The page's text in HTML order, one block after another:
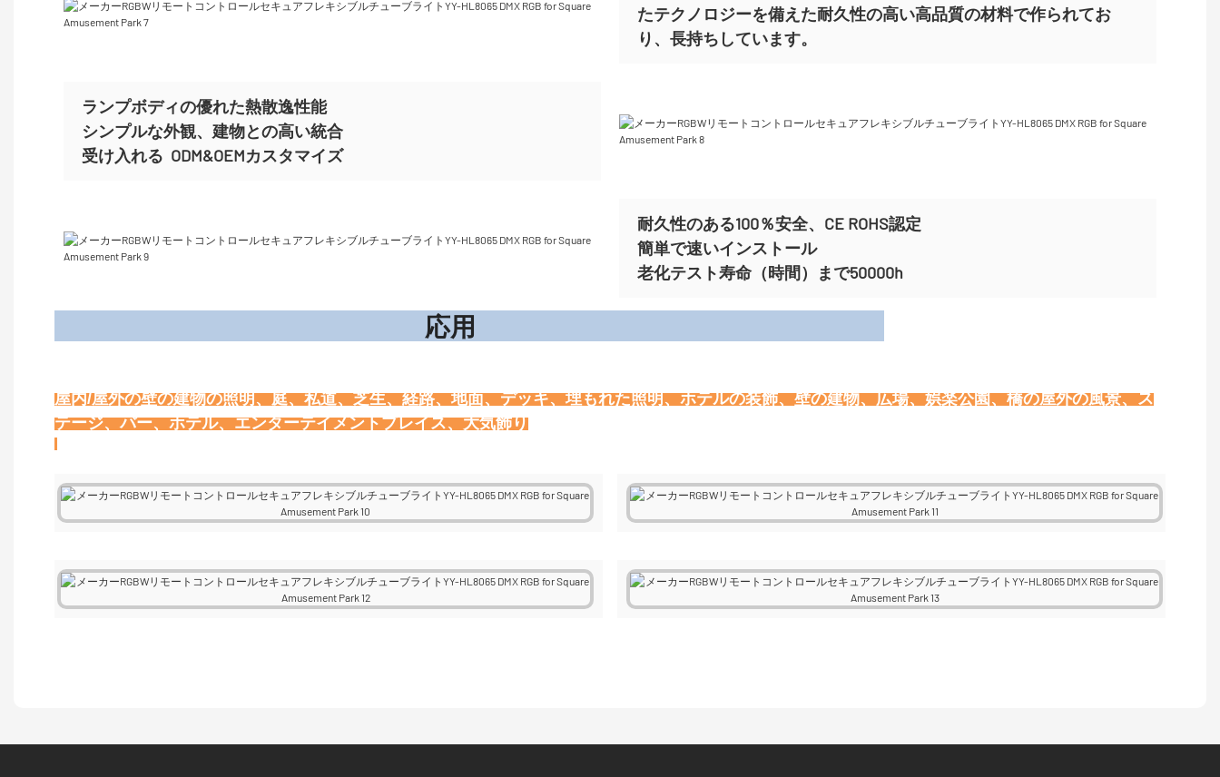
たテクノロジーを備えた耐久性の高い高品質の材料で作られてお
り、長持ちしています。
ランプボディの優れた熱散逸性能
シンプルな外観、建物との高い統合
受け入れる ODM&OEMカスタマイズ
耐久性のある100％安全、CE ROHS認定
簡単で速いインストール
老化テスト寿命（時間）まで50000h
応用
屋内/屋外の壁の建物の照明、庭、私道、芝生、経路、地面、デッキ、埋もれた照明、ホテルの装飾、壁の建物、広場、娯楽公園、橋の屋外の風景、ス